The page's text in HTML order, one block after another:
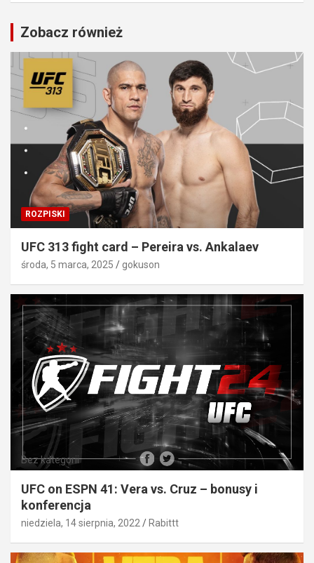
Zobacz również
ROZPISKI
UFC 313 fight card – Pereira vs. Ankalaev
środa, 5 marca, 2025 gokuson
Bez kategorii
UFC on ESPN 41: Vera vs. Cruz – bonusy i
konferencja
niedziela, 14 sierpnia, 2022 Rabittt